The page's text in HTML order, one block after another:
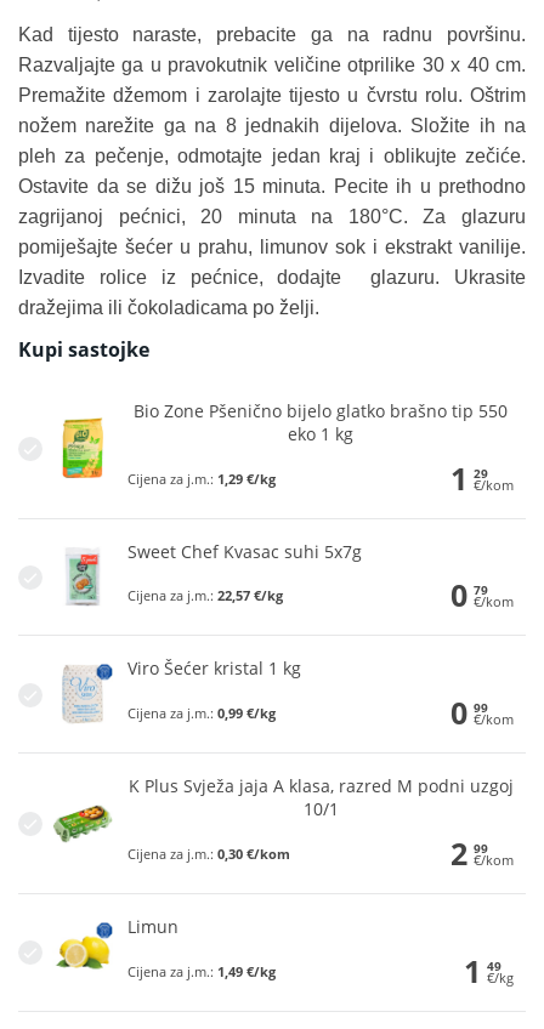
Kad tijesto naraste, prebacite ga na radnu površinu.
Razvaljajte ga u pravokutnik veličine otprilike 30 x 40 cm.
Premažite džemom i zarolajte tijesto u čvrstu rolu. Oštrim
nožem narežite ga na 8 jednakih dijelova. Složite ih na
pleh za pečenje, odmotajte jedan kraj i oblikujte zečiće.
Ostavite da se dižu još 15 minuta. Pecite ih u prethodno
zagrijanoj pećnici, 20 minuta na 180°C. Za glazuru
pomiješajte šećer u prahu, limunov sok i ekstrakt vanilije.
Izvadite rolice iz pećnice, dodajte glazuru. Ukrasite
dražejima ili čokoladicama po želji.
Kupi sastojke
Bio Zone Pšenično bijelo glatko brašno tip 550
eko 1 kg
Cijena za j.m.: 1,29 €/kg 1 29
€/kom
Sweet Chef Kvasac suhi 5x7g
Cijena za j.m.: 22,57 €/kg 0 79
€/kom
Viro Šećer kristal 1 kg
Cijena za j.m.: 0,99 €/kg 0 99
€/kom
K Plus Svježa jaja A klasa, razred M podni uzgoj
10/1
Cijena za j.m.: 0,30 €/kom 2 99
€/kom
Limun
Cijena za j.m.: 1,49 €/kg 1 49
€/kg